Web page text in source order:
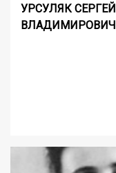
УРСУЛЯК СЕРГЕЙ
ВЛАДИМИРОВИЧ